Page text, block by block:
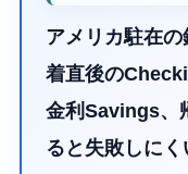
アメリカ駐在
着直後の
金利Savings、
ると失敗しにく